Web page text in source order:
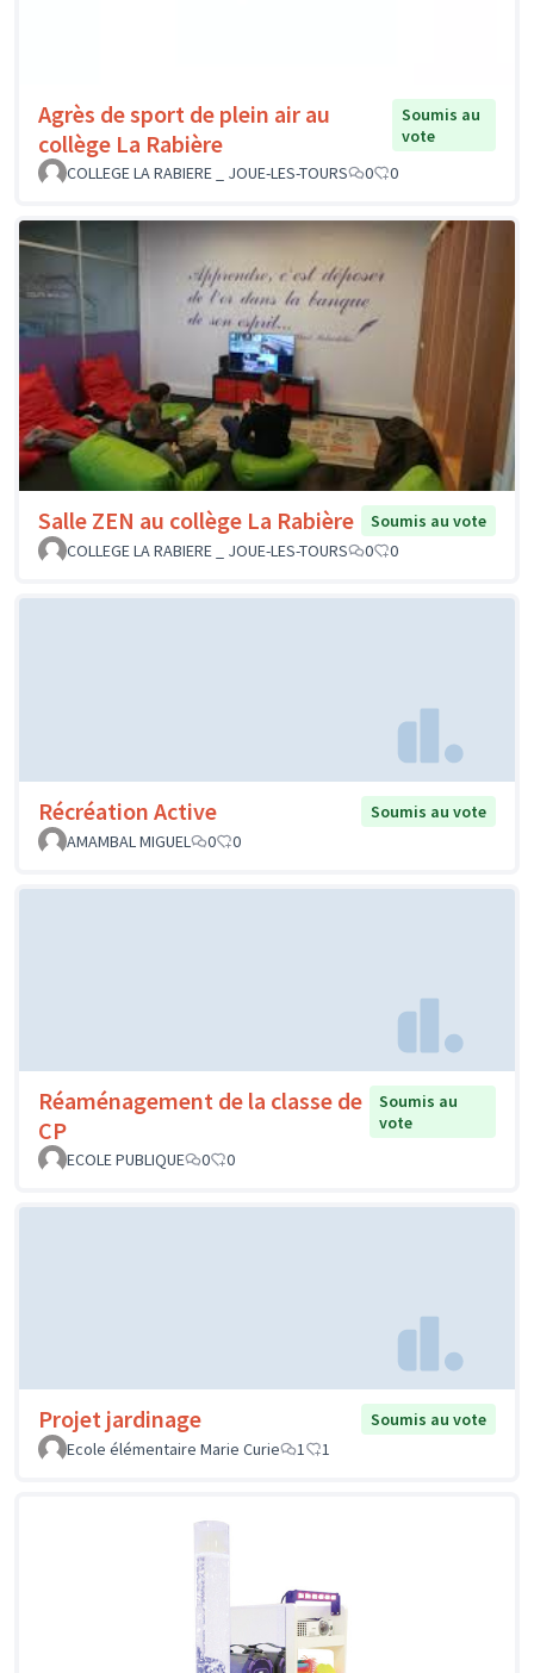
Agrès de sport de plein air au
collège La Rabière
Soumis au
vote
COLLEGE LA RABIERE _ JOUE-LES-TOURS
0 0
Salle ZEN au collège La Rabière
Soumis au vote
COLLEGE LA RABIERE _ JOUE-LES-TOURS
0 0
Récréation Active
Soumis au vote
AMAMBAL MIGUEL
0 0
Réaménagement de la classe de
CP
Soumis au
vote
ECOLE PUBLIQUE
0 0
Projet jardinage
Soumis au vote
Ecole élémentaire Marie Curie
1 1